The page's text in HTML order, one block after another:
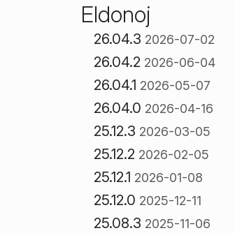
Eldonoj
26.04.3 2026-07-02
26.04.2 2026-06-04
26.04.1 2026-05-07
26.04.0 2026-04-16
25.12.3 2026-03-05
25.12.2 2026-02-05
25.12.1 2026-01-08
25.12.0 2025-12-11
25.08.3 2025-11-06